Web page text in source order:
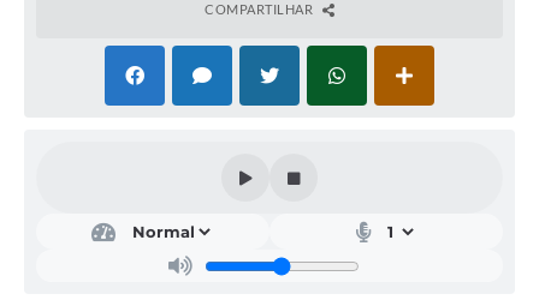
COMPARTILHAR